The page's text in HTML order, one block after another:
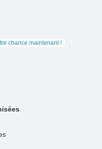
chance maintenant !